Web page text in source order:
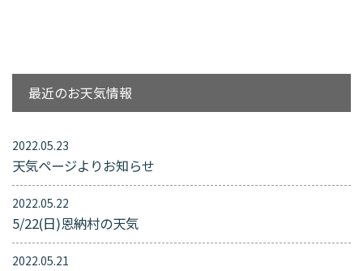
最近のお天気情報
2022.05.23
天気ページよりお知らせ
2022.05.22
5/22(日)恩納村の天気
2022.05.21